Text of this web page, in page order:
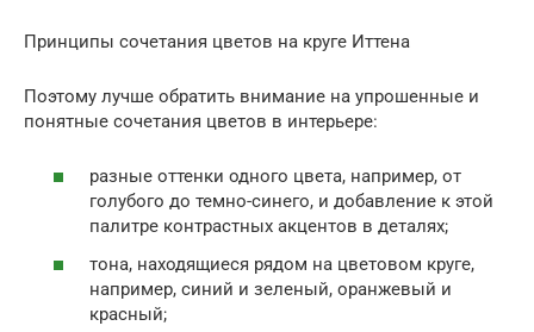
Принципы сочетания цветов на круге Иттена
Поэтому лучше обратить внимание на упрошенные и
понятные сочетания цветов в интерьере:
разные оттенки одного цвета, например, от
голубого до темно-синего, и добавление к этой
палитре контрастных акцентов в деталях;
тона, находящиеся рядом на цветовом круге,
например, синий и зеленый, оранжевый и
красный;